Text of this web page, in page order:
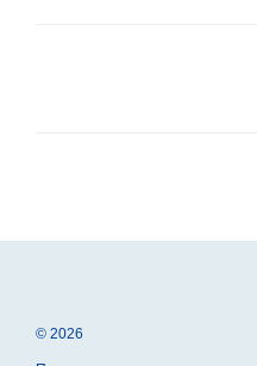
© 2026